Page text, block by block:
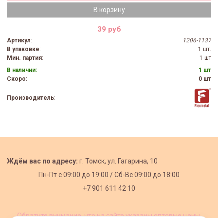
В корзину
39 руб
Артикул:
1206-1137
В упаковке:
1 шт.
Мин. партия:
1 шт
В наличии:
1 шт
Скоро:
0 шт
Производитель:
Ждём вас по адресу: г. Томск, ул. Гагарина, 10
Пн-Пт с09:00 до 19:00 /Сб-Вс 09:00 до 18:00
+7 901 611 42 10
Обратите внимание, что на сайте указаны оптовые цены,